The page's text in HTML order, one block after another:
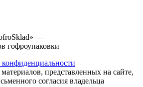
—
гофроупаковки
представленных на сайте,
согласия владельца